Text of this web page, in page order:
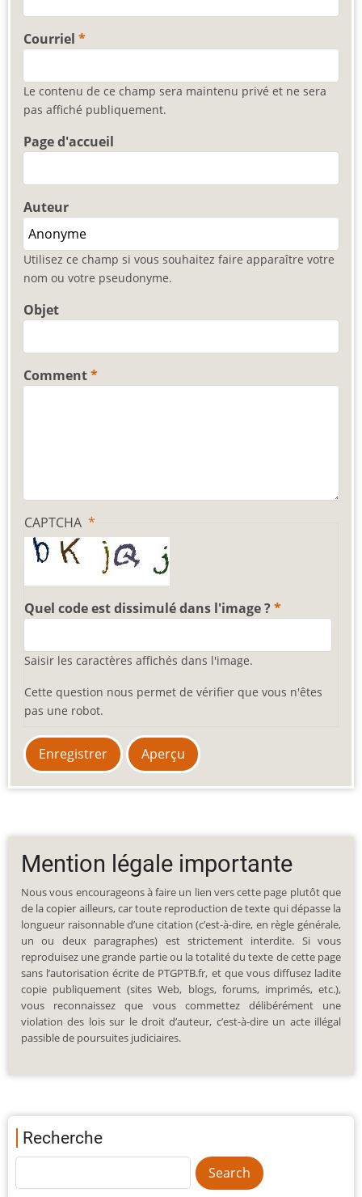
Courriel
Le contenu de ce champ sera maintenu privé et ne sera
pas affiché publiquement.
Page d'accueil
Auteur
Utilisez ce champ si vous souhaitez faire apparaître votre
nom ou votre pseudonyme.
Objet
Comment
CAPTCHA
Quel code est dissimulé dans l'image ?
Saisir les caractères affichés dans l'image.
Cette question nous permet de vérifier que vous n'êtes
pas une robot.
Mention légale importante
Nous vous encourageons à faire un lien vers cette page plutôt que
de la copier ailleurs, car toute reproduction de texte qui dépasse la
longueur raisonnable d’une citation (c’est-à-dire, en règle générale,
un ou deux paragraphes) est strictement interdite. Si vous
reproduisez une grande partie ou la totalité du texte de cette page
sans l’autorisation écrite de PTGPTB.fr, et que vous diffusez ladite
copie publiquement (sites Web, blogs, forums, imprimés, etc.),
vous reconnaissez que vous commettez délibérément une
violation des lois sur le droit d’auteur, c’est-à-dire un acte illégal
passible de poursuites judiciaires.
Recherche